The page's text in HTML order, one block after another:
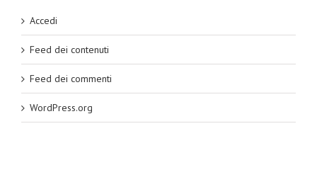
Accedi
Feed dei contenuti
Feed dei commenti
WordPress.org